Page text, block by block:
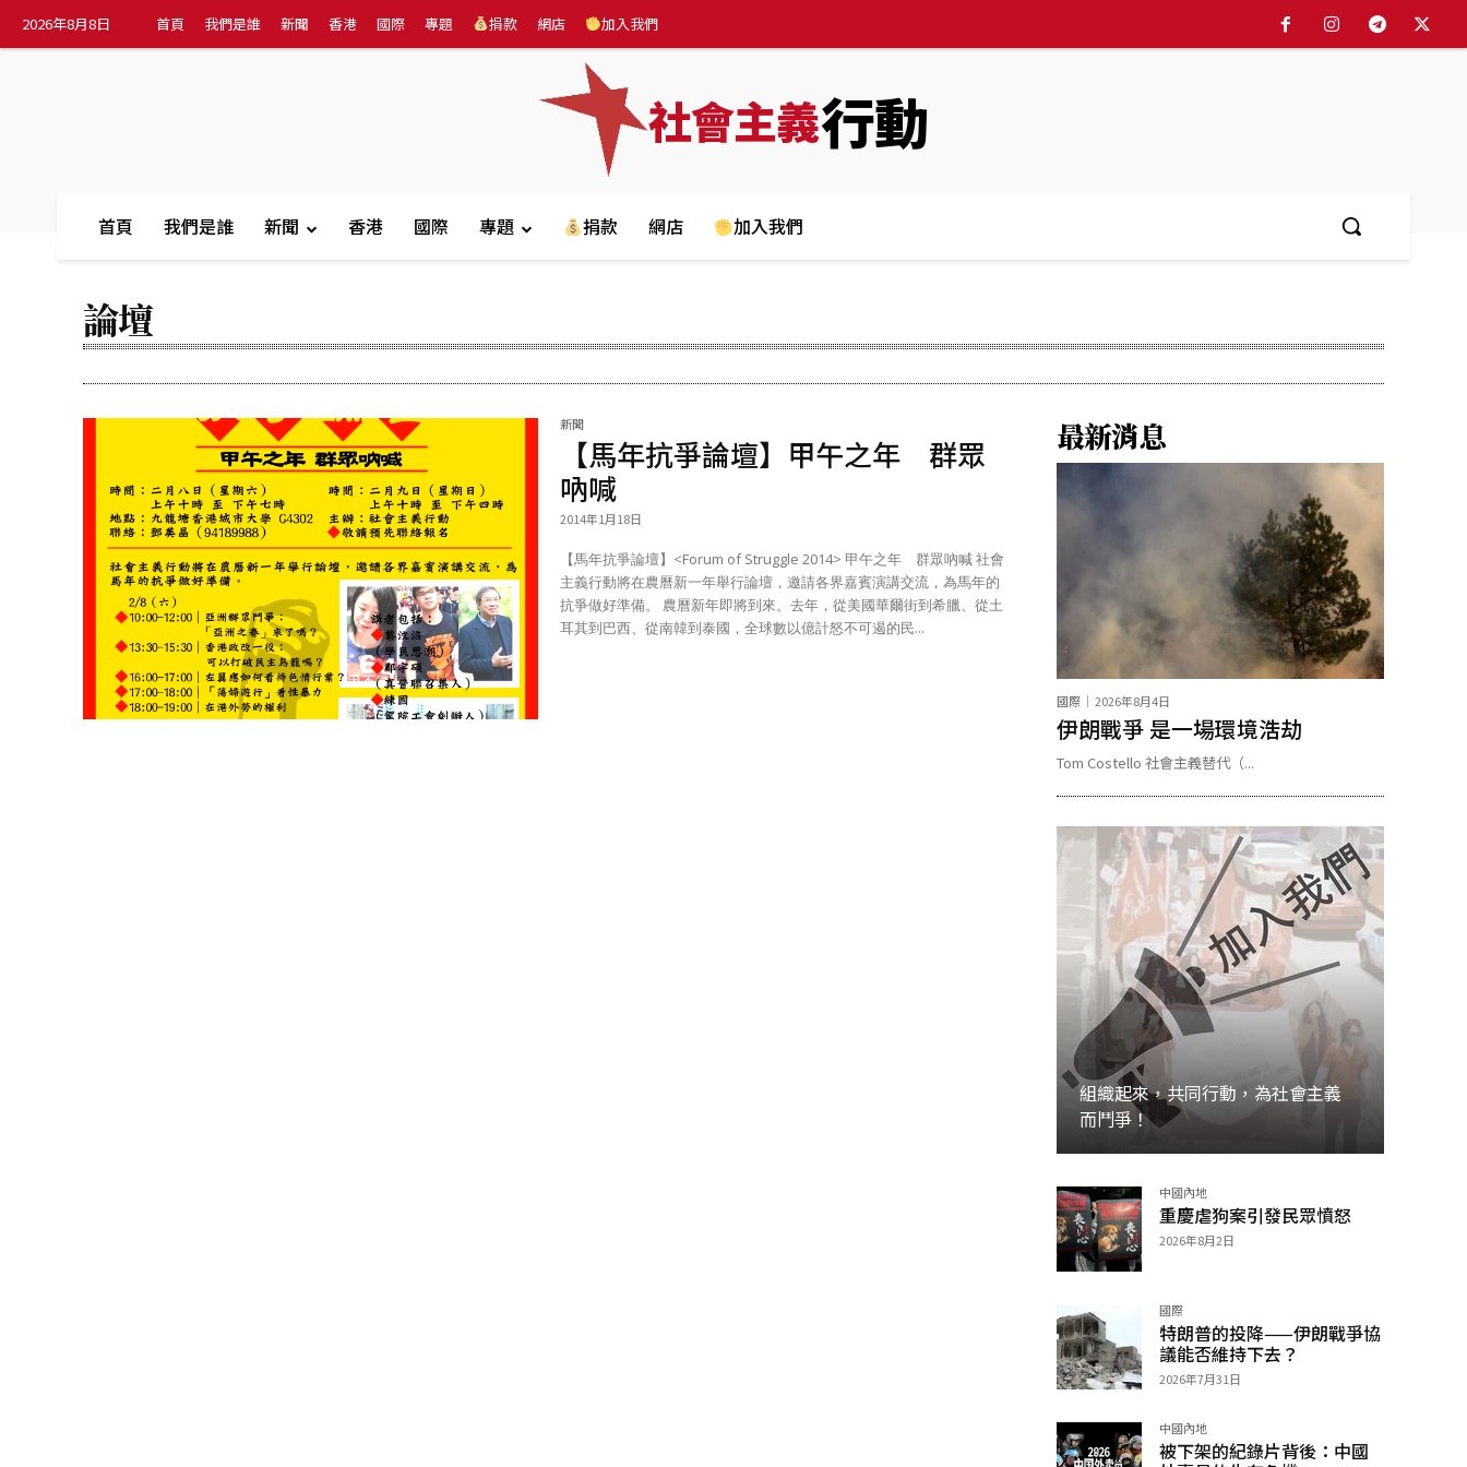
2026年8月8日 首頁 我們是誰 新聞 香港 國際 專題 捐款 網店 加入我們
社會主義行動
首頁 我們是誰 新聞 香港 國際 專題 捐款 網店 加入我們
論壇
新聞
【馬年抗爭論壇】甲午之年 群眾
吶喊
2014年1月18日
【馬年抗爭論壇】<Forum of Struggle 2014> 甲午之年 群眾吶喊 社會
主義行動將在農曆新一年舉行論壇，邀請各界嘉賓演講交流，為馬年的
抗爭做好準備。 農曆新年即將到來。去年，從美國華爾街到希臘、從土
耳其到巴西、從南韓到泰國，全球數以億計怒不可遏的民...
最新消息
國際 2026年8月4日
伊朗戰爭 是一場環境浩劫
Tom Costello 社會主義替代（...
組織起來，共同行動，為社會主義
而鬥爭！
加入 中國內地
重慶虐狗案引發民眾憤怒
2026年8月2日
國際
特朗普的投降——伊朗戰爭協
議能否維持下去？
2026年7月31日
中國內地
被下架的紀錄片背後：中國